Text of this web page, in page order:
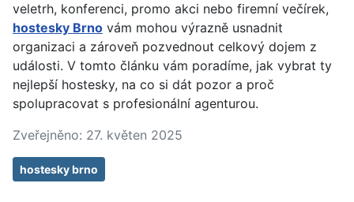
veletrh, konferenci, promo akci nebo firemní večírek,
hostesky Brno vám mohou výrazně usnadnit
organizaci a zároveň pozvednout celkový dojem z
události. V tomto článku vám poradíme, jak vybrat ty
nejlepší hostesky, na co si dát pozor a proč
spolupracovat s profesionální agenturou.
Zveřejněno: 27. květen 2025
hostesky brno